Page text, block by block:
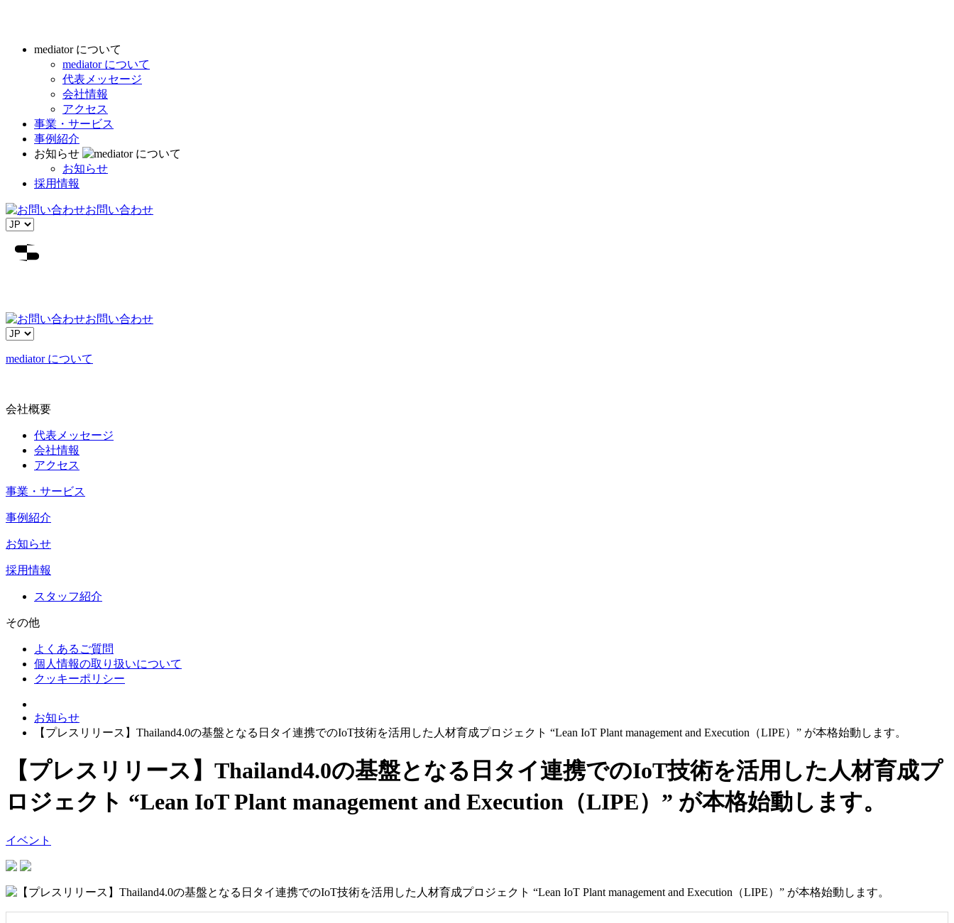
mediator について
mediator について
代表メッセージ
会社情報
アクセス
事業・サービス
事例紹介
お知らせ
お知らせ
採用情報
お問い合わせ
お問い合わせ
mediator について
会社概要
代表メッセージ
会社情報
アクセス
事業・サービス
事例紹介
お知らせ
採用情報
スタッフ紹介
その他
よくあるご質問
個人情報の取り扱いについて
クッキーポリシー
お知らせ
【プレスリリース】Thailand4.0の基盤となる日タイ連携でのIoT技術を活用した人材育成プロジェクト “Lean IoT Plant management and Execution（LIPE）” が本格始動します。
【プレスリリース】Thailand4.0の基盤となる日タイ連携でのIoT技術を活用した人材育成プ
ロジェクト “Lean IoT Plant management and Execution（LIPE）” が本格始動します。
イベント